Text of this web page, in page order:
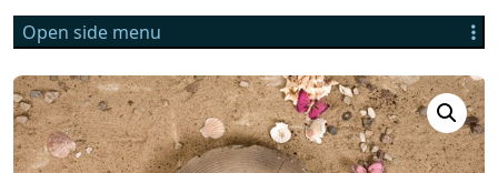
Open side menu